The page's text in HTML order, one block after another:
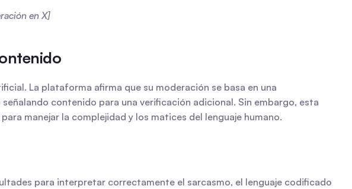
en X]
La plataforma afirma que su moderación se basa en una
contenido para una verificación adicional. Sin embargo, esta
manejar la complejidad y los matices del lenguaje humano.
para interpretar correctamente el sarcasmo, el lenguaje codificado